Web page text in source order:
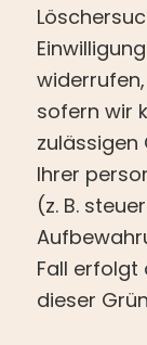
sofern wir
zulässigen
Ihrer
(z. B.
Fall erfolgt
dieser